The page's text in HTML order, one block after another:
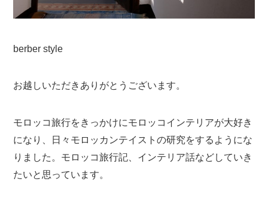
berber style
お越しいただきありがとうございます。
モロッコ旅行をきっかけにモロッコインテリアが大好き
になり、日々モロッカンテイストの研究をするようにな
りました。モロッコ旅行記、インテリア話などしていき
たいと思っています。